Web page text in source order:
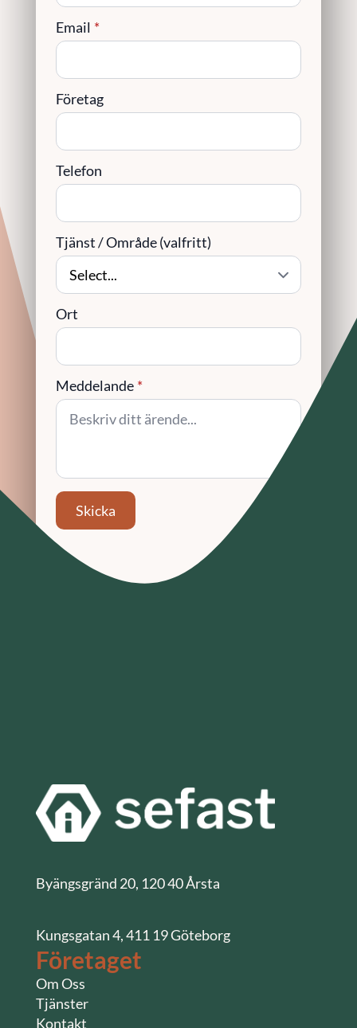
Email *
Företag
Telefon
Tjänst / Område (valfritt)
Ort
Meddelande *
Skicka
Byängsgränd 20, 120 40 Årsta
Kungsgatan 4, 411 19 Göteborg
Företaget
Om Oss
Tjänster
Kontakt